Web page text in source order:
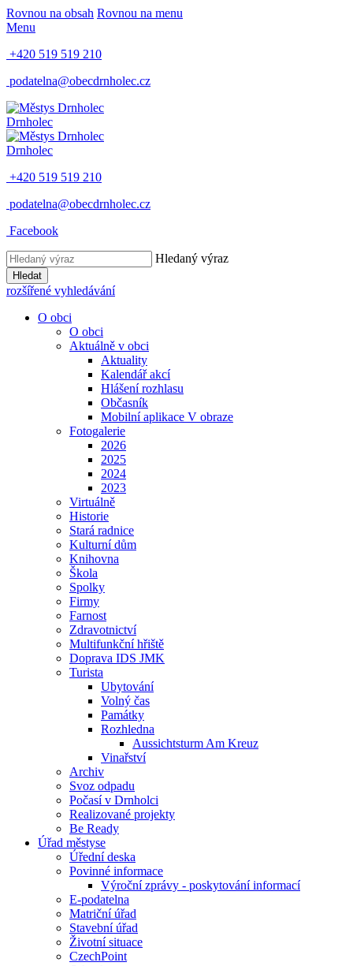
Rovnou na obsah Rovnou na menu
Menu
+420 519 519 210
podatelna@obecdrnholec.cz
Drnholec
Drnholec
+420 519 519 210
podatelna@obecdrnholec.cz
Facebook
Hledaný výraz
Hledat
rozšířené vyhledávání
O obci
O obci
Aktuálně v obci
Aktuality
Kalendář akcí
Hlášení rozhlasu
Občasník
Mobilní aplikace V obraze
Fotogalerie
2026
2025
2024
2023
Virtuálně
Historie
Stará radnice
Kulturní dům
Knihovna
Škola
Spolky
Firmy
Farnost
Zdravotnictví
Multifunkční hřiště
Doprava IDS JMK
Turista
Ubytování
Volný čas
Památky
Rozhledna
Aussichtsturm Am Kreuz
Vinařství
Archiv
Svoz odpadu
Počasí v Drnholci
Realizované projekty
Be Ready
Úřad městyse
Úřední deska
Povinné informace
Výroční zprávy - poskytování informací
E-podatelna
Matriční úřad
Stavební úřad
Životní situace
CzechPoint